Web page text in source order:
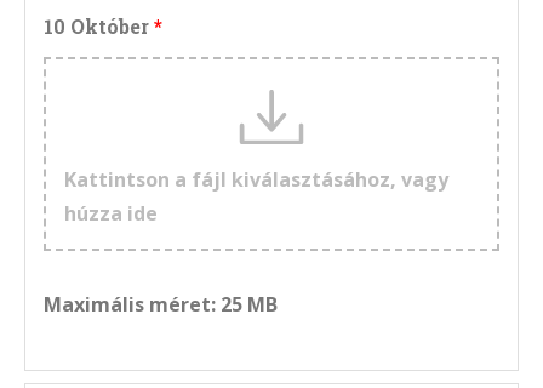
10 Október
Kattintson a fájl kiválasztásához, vagy
húzza ide
Maximális méret: 25 MB